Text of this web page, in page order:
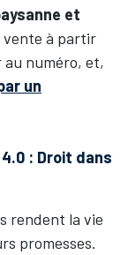
et
vente à partir
au numéro, et,
un
: Droit dans
rendent la vie
promesses.